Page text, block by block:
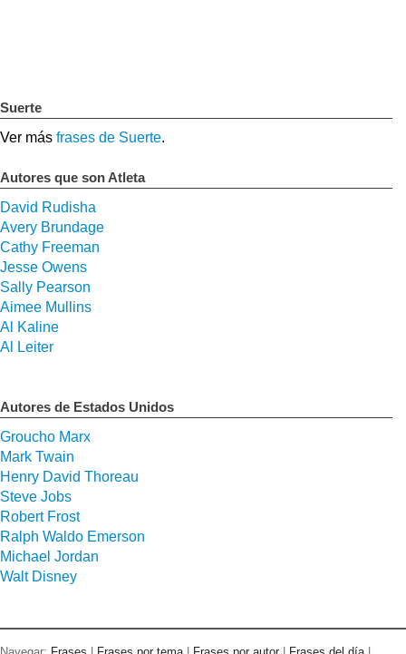
Suerte
Ver más frases de Suerte.
Autores que son Atleta
David Rudisha
Avery Brundage
Cathy Freeman
Jesse Owens
Sally Pearson
Aimee Mullins
Al Kaline
Al Leiter
Autores de Estados Unidos
Groucho Marx
Mark Twain
Henry David Thoreau
Steve Jobs
Robert Frost
Ralph Waldo Emerson
Michael Jordan
Walt Disney